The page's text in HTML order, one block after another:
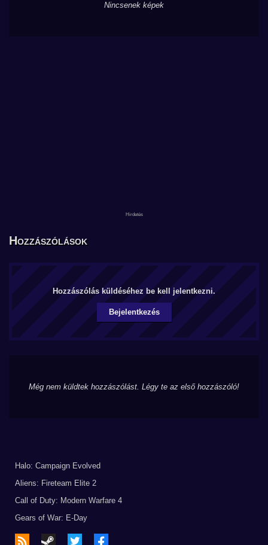
Nincsenek képek
Hozzászólások
Hozzászólás küldéséhez be kell jelentkezni.
Bejelentkezés
Még nem küldtek hozzászólást. Légy te az első hozzászóló!
Halo: Campaign Evolved
Aliens: Fireteam Elite 2
Call of Duty: Modern Warfare 4
Gears of War: E-Day